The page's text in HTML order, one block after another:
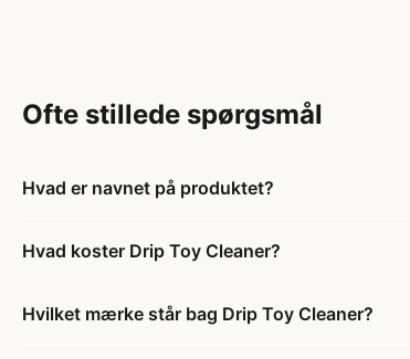
Ofte stillede spørgsmål
Hvad er navnet på produktet?
Hvad koster Drip Toy Cleaner?
Hvilket mærke står bag Drip Toy Cleaner?